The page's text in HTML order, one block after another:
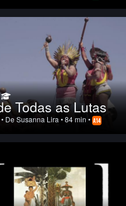
Todas as Lutas
• DeSusanna Lira • 84 min •